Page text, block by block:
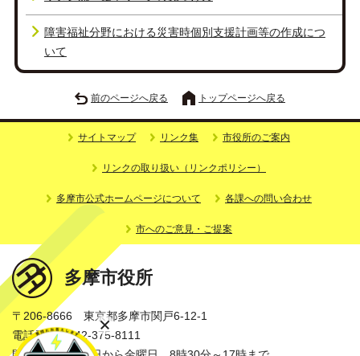
障害福祉分野における災害時個別支援計画等の作成につ
いて
前のページへ戻る トップページへ戻る
サイトマップ リンク集 市役所のご案内
リンクの取り扱い（リンクポリシー）
多摩市公式ホームページについて 各課への問い合わせ
市へのご意見・ご提案
多摩市役所
〒206-8666 東京都多摩市関戸6-12-1
電話番号：042-375-8111